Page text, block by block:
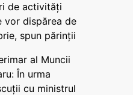
de activități
vor dispărea de
spun părinții
al Muncii
În urma
cu ministrul